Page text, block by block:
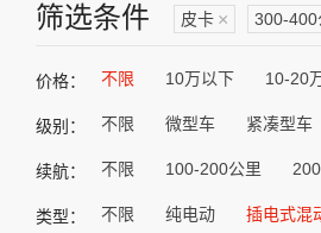
筛选条件 皮卡 × 300-400
价格： 不限 10万以下 10-20
级别： 不限 微型车 紧凑型车
续航： 不限 100-200公里
类型： 不限 纯电动 插电式混